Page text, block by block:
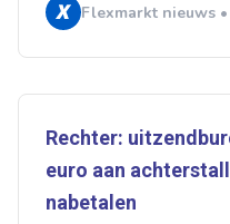
Flexmarkt nieuws
Rechter:
euro aan
nabetalen